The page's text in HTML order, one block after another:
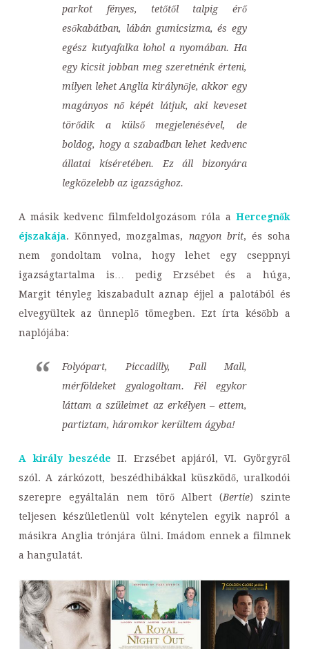
parkot fényes, tetőtől talpig érő
esőkabátban, lábán gumicsizma, és egy
egész kutyafalka lohol a nyomában. Ha
egy kicsit jobban meg szeretnénk érteni,
milyen lehet Anglia királynője, akkor egy
magányos nő képét látjuk, aki keveset
törődik a külső megjelenésével, de
boldog, hogy a szabadban lehet kedvenc
állatai kíséretében. Ez áll bizonyára
legközelebb az igazsághoz.
A másik kedvenc filmfeldolgozásom róla a Hercegnők
éjszakája. Könnyed, mozgalmas, nagyon brit, és soha
nem gondoltam volna, hogy lehet egy cseppnyi
igazságtartalma is… pedig Erzsébet és a húga,
Margit tényleg kiszabadult aznap éjjel a palotából és
elvegyültek az ünneplő tömegben. Ezt írta később a
naplójába:
Folyópart, Piccadilly, Pall Mall,
mérföldeket gyalogoltam. Fél egykor
láttam a szüleimet az erkélyen – ettem,
partiztam, háromkor kerültem ágyba!
A király beszéde II. Erzsébet apjáról, VI. Györgyről
szól. A zárkózott, beszédhibákkal küszködő, uralkodói
szerepre egyáltalán nem törő Albert (Bertie) szinte
teljesen készületlenül volt kénytelen egyik napról a
másikra Anglia trónjára ülni. Imádom ennek a filmnek
a hangulatát.